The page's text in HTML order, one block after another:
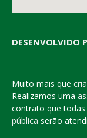
DESENVOLVIDO
Muito mais que
Realizamos uma
contrato que todas
pública serão